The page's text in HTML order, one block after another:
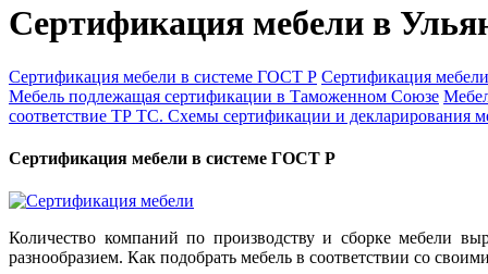
Сертификация мебели в
Сертификация мебели в системе ГОСТ Р Сертификация
Мебель подлежащая сертификации в Таможенном Союзе
соответствие ТР ТС. Схемы сертификации и декларирования
Сертификация мебели в системе ГОСТ Р
Количество компаний по производству и сборке мебели
разнообразием. Как подобрать мебель в соответствии со